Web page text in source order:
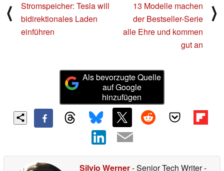
⟨
Stromspeicher: Tesla will
bidirektionales Laden
einführen
13 Modelle machen
der Bestseller-Serie
alle Ehre und kommen
gut an
⟩
Als bevorzugte Quelle
auf Google
hinzufügen
Silvio Werner- Senior Tech Writer-